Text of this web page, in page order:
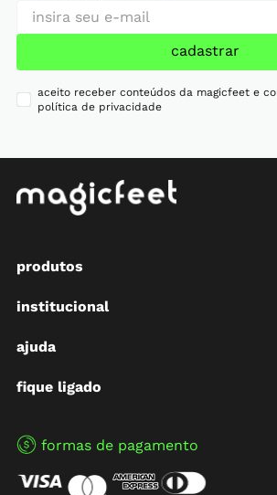
cadastrar
aceito receber conteúdos da magicfeet e
política de privacidade
produtos
institucional
ajuda
fique ligado
formas de pagamento